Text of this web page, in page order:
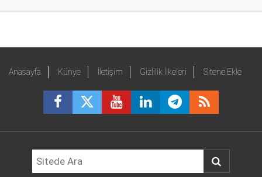
Anasayfa Künye İletişim Gizlilik İlkeleri Sitene Ekle